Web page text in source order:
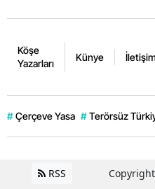
Köşe
Yazarları
Künye
# Çerçeve Yasa # Terörsüz
RSS